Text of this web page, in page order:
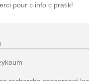
pour c info c pratik!